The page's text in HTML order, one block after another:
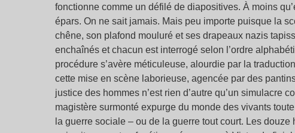
fonctionne comme un défilé de diapositives. À moins
épars. On ne sait jamais. Mais peu importe puisque la
chêne, son plafond mouluré et ses drapeaux nazis
enchaînés et chacun est interrogé selon l’ordre
procédure s’avère méticuleuse, alourdie par la
cette mise en scène laborieuse, agencée par des
justice des hommes n’est rien d’autre qu’un simulacre
magistère surmonté expurge du monde des vivants
la guerre sociale – ou de la guerre tout court. Les